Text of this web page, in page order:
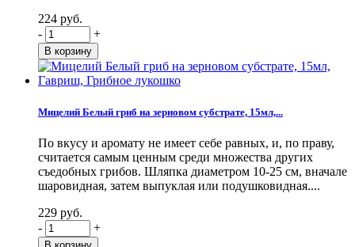
224 руб.
-
+
Мицелий Белый гриб на зерновом субстрате, 15мл,...
По вкусу и аромату не имеет себе равных, и, по праву,
считается самым ценным среди множества других
съедобных грибов. Шляпка диаметром 10-25 см, вначале
шаровидная, затем выпуклая или подушковидная....
229 руб.
-
+